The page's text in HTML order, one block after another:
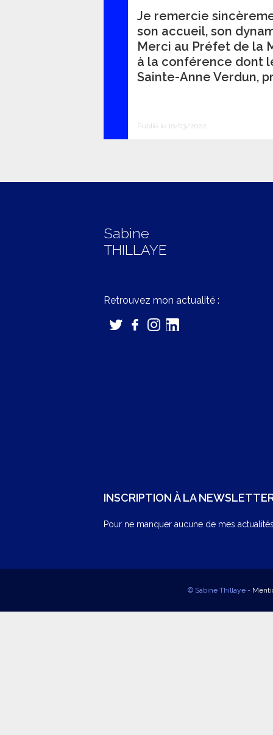
Je remercie
son accueil, son
Merci au Préfet de la
à la conférence dont
Sainte-Anne Verdun,
Publié le 10/03/2022
Sabine
THILLAYE
Retrouvez mon actualité :
INSCRIPTION À LA
Pour ne manquer aucune de mes
© Sabine Thillaye -